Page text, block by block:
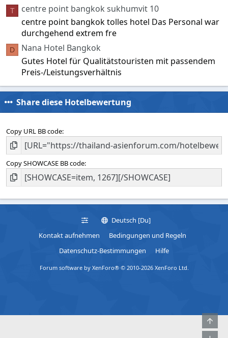
T
centre point bangkok sukhumvit 10
centre point bangkok tolles hotel Das Personal war
durchgehend extrem fre
D
Nana Hotel Bangkok
Gutes Hotel für Qualitätstouristen mit passendem
Preis-/Leistungsverhältnis
Share diese Hotelbewertung
Copy URL BB code
Copy SHOWCASE BB code
Deutsch [Du]
Kontakt aufnehmen
Bedingungen und Regeln
Datenschutz-Bestimmungen
Hilfe
Forum software by XenForo® © 2010-2026 XenForo Ltd.